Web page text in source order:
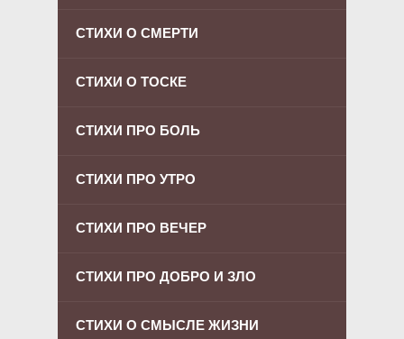
СТИХИ О СМЕРТИ
СТИХИ О ТОСКЕ
СТИХИ ПРО БОЛЬ
СТИХИ ПРО УТРО
СТИХИ ПРО ВЕЧЕР
СТИХИ ПРО ДОБРО И ЗЛО
СТИХИ О СМЫСЛЕ ЖИЗНИ